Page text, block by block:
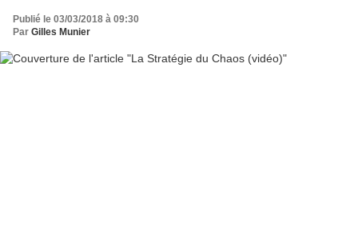
Publié le 03/03/2018 à 09:30
Par Gilles Munier